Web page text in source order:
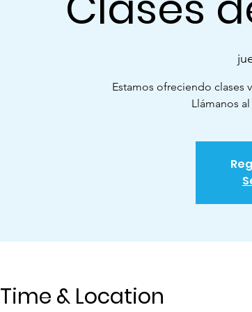
Estamos ofreciendo clases
Llámanos
Time & Location